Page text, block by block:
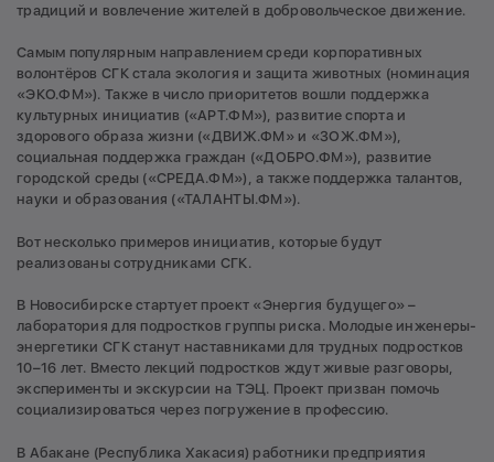
традиций и вовлечение жителей в добровольческое движение.
Самым популярным направлением среди корпоративных
волонтёров СГК стала экология и защита животных (номинация
«ЭКО.ФМ»). Также в число приоритетов вошли поддержка
культурных инициатив («АРТ.ФМ»), развитие спорта и
здорового образа жизни («ДВИЖ.ФМ» и «ЗОЖ.ФМ»),
социальная поддержка граждан («ДОБРО.ФМ»), развитие
городской среды («СРЕДА.ФМ»), а также поддержка талантов,
науки и образования («ТАЛАНТЫ.ФМ»).
Вот несколько примеров инициатив, которые будут
реализованы сотрудниками СГК.
В Новосибирске стартует проект «Энергия будущего» –
лаборатория для подростков группы риска. Молодые инженеры-
энергетики СГК станут наставниками для трудных подростков
10–16 лет. Вместо лекций подростков ждут живые разговоры,
эксперименты и экскурсии на ТЭЦ. Проект призван помочь
социализироваться через погружение в профессию.
В Абакане (Республика Хакасия) работники предприятия